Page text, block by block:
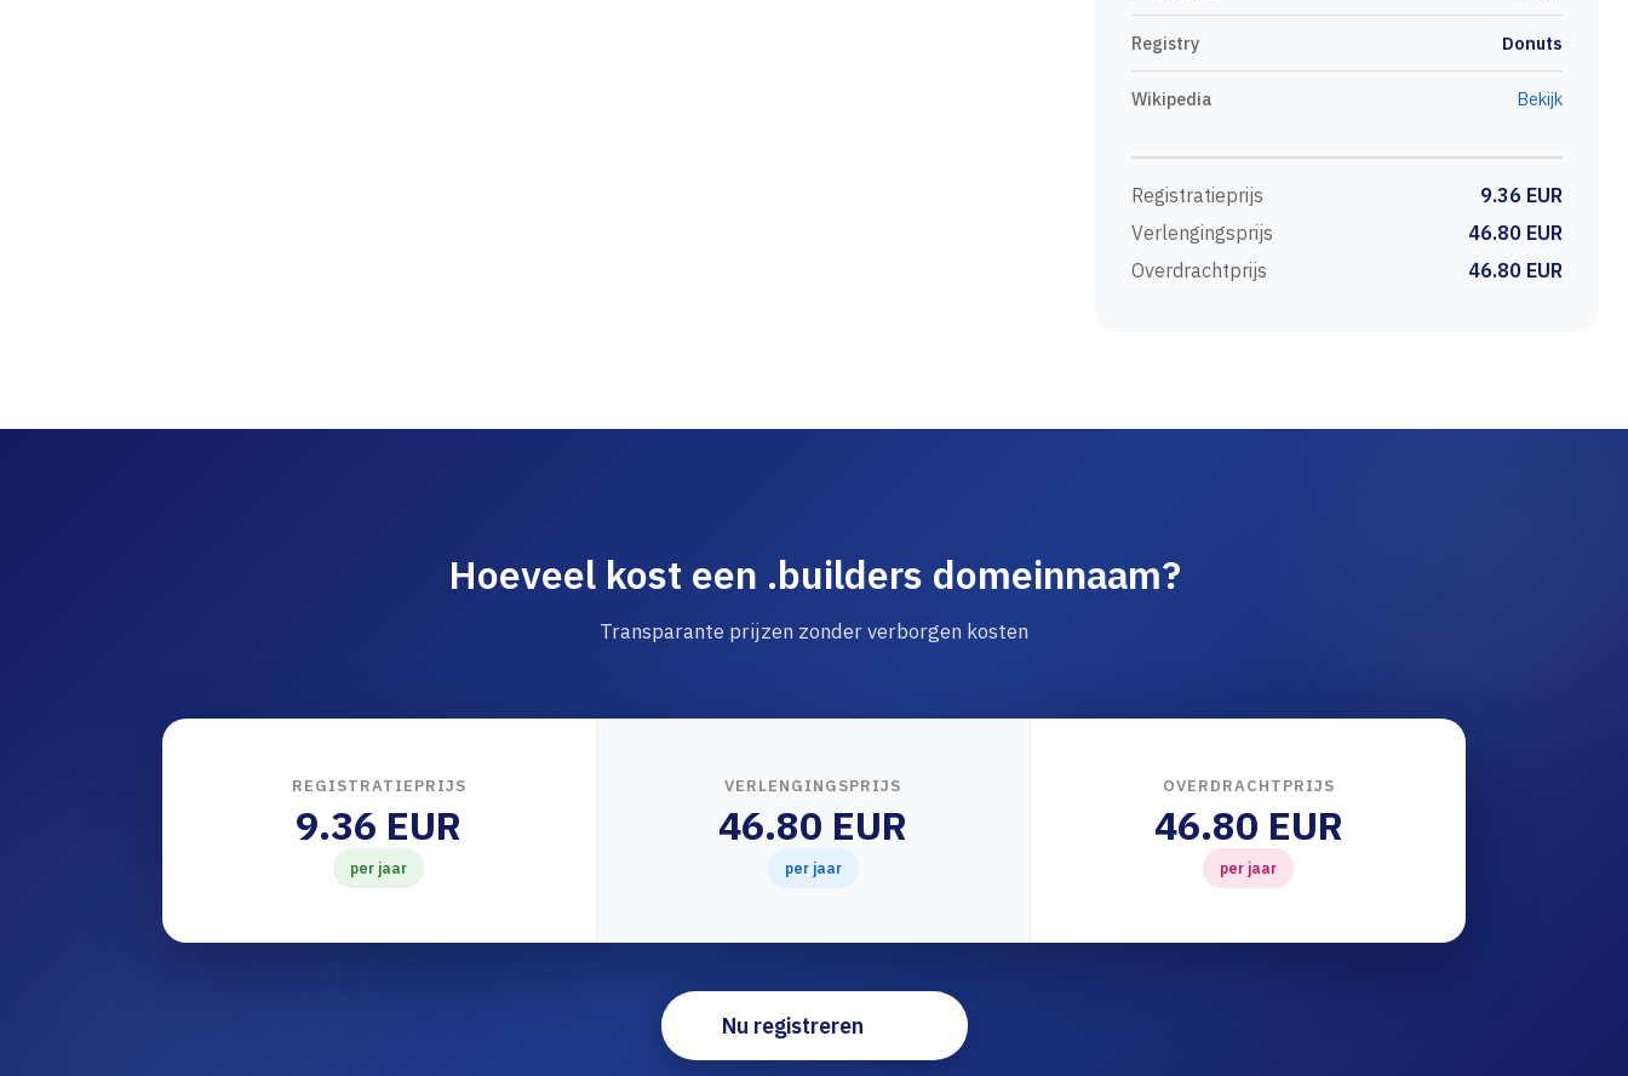
Registry Donuts
Wikipedia Bekijk
Registratieprijs
9.36 EUR
Verlengingsprijs
46.80 EUR
Overdrachtprijs
46.80 EUR
Hoeveel kost een .builders domeinnaam?
Transparante prijzen zonder verborgen kosten
REGISTRATIEPRIJS
9.36 EUR
per jaar
VERLENGINGSPRIJS
46.80 EUR
per jaar
OVERDRACHTPRIJS
46.80 EUR
per jaar
Nu registreren